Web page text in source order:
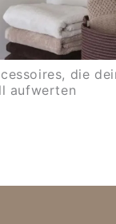
die
aufwerten